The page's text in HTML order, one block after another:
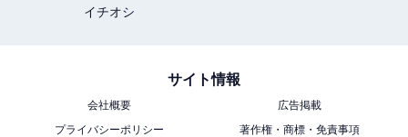
イチオシ
サイト情報
会社概要
広告掲載
プライバシーポリシー
著作権・商標・免責事項